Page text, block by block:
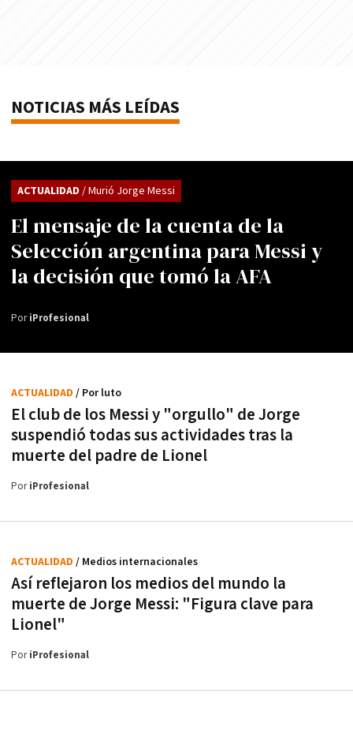
NOTICIAS MÁS LEÍDAS
El mensaje de la cuenta de la
Selección argentina para Messi y
la decisión que tomó la AFA
ACTUALIDAD / Murió Jorge Messi
PoriProfesional
El club de los Messi y "orgullo" de Jorge
suspendió todas sus actividades tras la
muerte del padre de Lionel
ACTUALIDAD / Por luto
PoriProfesional
Así reflejaron los medios del mundo la
muerte de Jorge Messi: "Figura clave para
Lionel"
ACTUALIDAD / Medios internacionales
PoriProfesional